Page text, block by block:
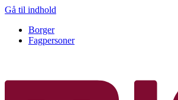
Gå til indhold
Borger
Fagpersoner